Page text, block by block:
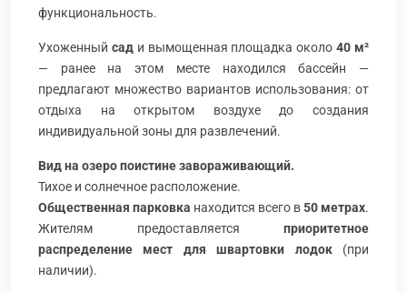
функциональность.
Ухоженный сади вымощенная площадка около40 м²
— ранее на этом месте находился бассейн —
предлагают множество вариантов использования: от
отдыха на открытом воздухе до создания
индивидуальной зоны для развлечений.
Вид на озеро поистине завораживающий.
Тихое и солнечное расположение.
Общественная парковка находится всего в50 метрах.
Жителям предоставляется приоритетное
распределение мест для швартовки лодок(при
наличии).